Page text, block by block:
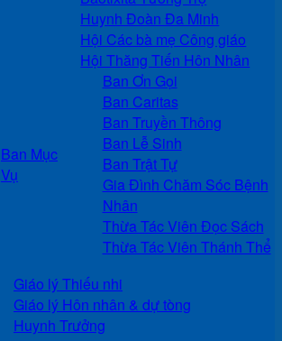
Huynh Đoàn Đa Minh
Hội Các bà mẹ Công giáo
Hội Thăng Tiến Hôn Nhân
Ban Mục
Vụ
Ban Ơn Gọi
Ban Caritas
Ban Truyền Thông
Ban Lễ Sinh
Ban Trật Tự
Gia Đình Chăm Sóc Bệnh
Nhân
Thừa Tác Viên Đọc Sách
Thừa Tác Viên Thánh Thể
Giáo lý Thiếu nhi
Giáo lý Hôn nhân & dự tòng
Huynh Trưởng